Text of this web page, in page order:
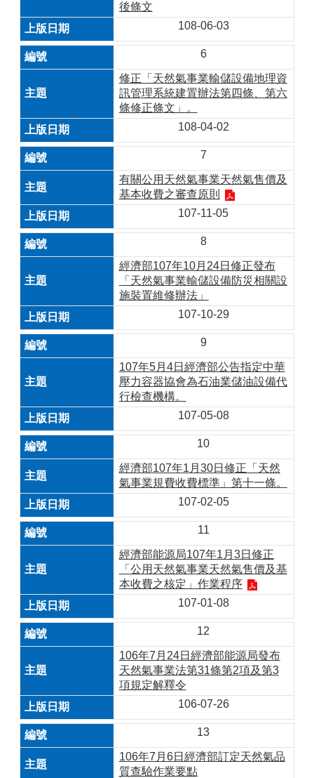
後條文
108-06-03
6
修正「天然氣事業輸儲設備地理資
訊管理系統建置辦法第四條、第六
條修正條文」。
108-04-02
7
有關公用天然氣事業天然氣售價及
基本收費之審查原則
107-11-05
8
經濟部107年10月24日修正發布
「天然氣事業輸儲設備防災相關設
施裝置維修辦法」
107-10-29
9
107年5月4日經濟部公告指定中華
壓力容器協會為石油業儲油設備代
行檢查機構。
107-05-08
10
經濟部107年1月30日修正「天然
氣事業規費收費標準」第十一條。
107-02-05
11
經濟部能源局107年1月3日修正
「公用天然氣事業天然氣售價及基
本收費之核定」作業程序
107-01-08
12
106年7月24日經濟部能源局發布
天然氣事業法第31條第2項及第3
項規定解釋令
106-07-26
13
106年7月6日經濟部訂定天然氣品
質查驗作業要點